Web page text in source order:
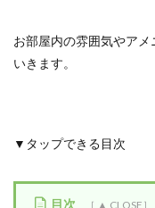
お部屋内の雰囲気やア
いきます。
▼タップできる目次
目次